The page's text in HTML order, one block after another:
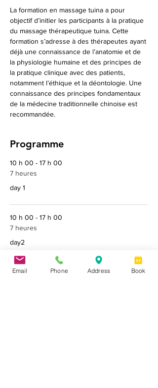
La formation en massage tuina a pour
objectif d’initier les participants à la pratique
du massage thérapeutique tuina. Cette
formation s’adresse à des thérapeutes ayant
déjà une connaissance de l’anatomie et de
la physiologie humaine et des principes de
la pratique clinique avec des patients,
notamment l’éthique et la déontologie. Une
connaissance des principes fondamentaux
de la médecine traditionnelle chinoise est
recommandée.
Programme
10 h 00 - 17 h 00
7 heures
day 1
10 h 00 - 17 h 00
7 heures
day2
Email Phone Address Book